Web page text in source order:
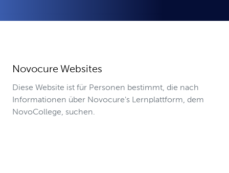
Novocure Websites
Diese Website ist für Personen bestimmt, die nach
Informationen über Novocure's Lernplattform, dem
NovoCollege, suchen.